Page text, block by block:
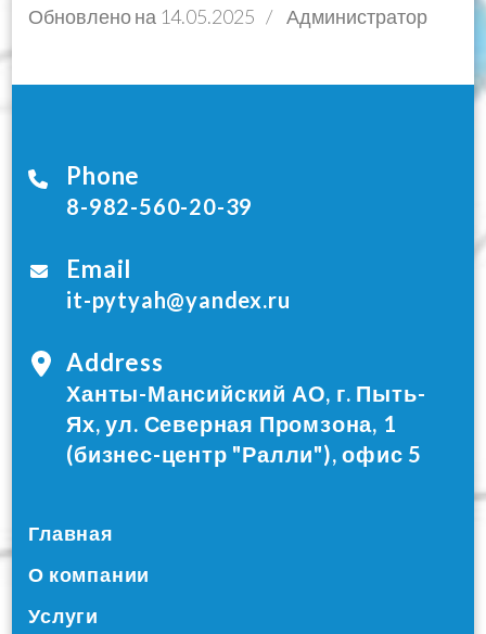
Обновлено на 14.05.2025 / Администратор
Phone
8-982-560-20-39
Email
it-pytyah@yandex.ru
Address
Ханты-Мансийский АО, г. Пыть-
Ях, ул. Северная Промзона, 1
(бизнес-центр "Ралли"), офис 5
Главная
О компании
Услуги